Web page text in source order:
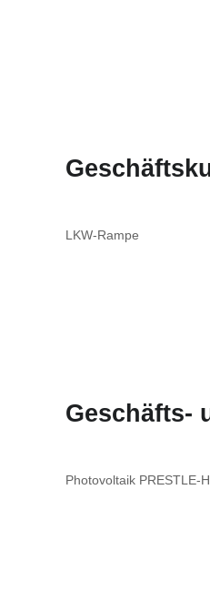
LKW-Rampe
Geschäfts-
Photovoltaik PRESTLE-